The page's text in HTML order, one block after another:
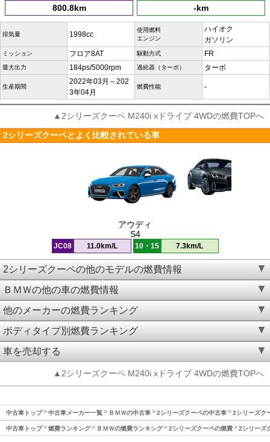
800.8km -km
排気量 1998cc
使用燃料
エンジン
ハイオク
ガソリン
ミッション フロア8AT 駆動方式 FR
最大出力 184ps/5000rpm 過給器（ターボ） ターボ
生産期間
2022年03月～202
3年04月
燃費性能 -
▲2シリーズクーペ M240i xドライブ 4WDの燃費TOPへ
2シリーズクーペとよく比較されている車
アウディ
S4
JC08 11.0km/L 10・15 7.3km/L
2シリーズクーペの他のモデルの燃費情報
ＢＭＷの他の車の燃費情報
他のメーカーの燃費ランキング
ボディタイプ別燃費ランキング
車を売却する
▲2シリーズクーペ M240i xドライブ 4WDの燃費TOPへ
中古車トップ 中古車メーカー一覧 ＢＭＷの中古車 2シリーズクーペの中古車 2シリーズク
中古車トップ 燃費ランキング ＢＭＷの燃費ランキング 2シリーズクーペの燃費 2シリーズ